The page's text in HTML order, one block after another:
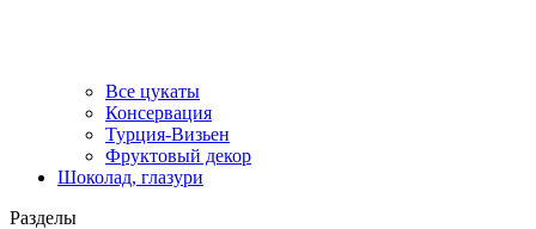
Все цукаты
Консервация
Турция-Визьен
Фруктовый декор
Шоколад, глазури
Разделы